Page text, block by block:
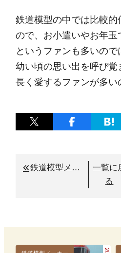
鉄道模型の中では比較的
ので、お小遣いやお年玉
というファンも多いので
幼い頃の思い出を呼び覚
長く愛するファンが多い
鉄道模型メーカー「中村精密」の歴史・特徴・魅力を徹底解説
一覧に
る